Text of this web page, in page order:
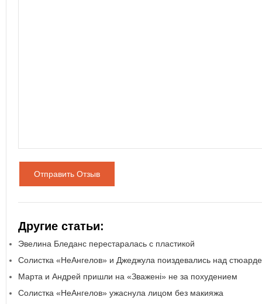
Отправить Отзыв
Другие статьи:
Эвелина Бледанс перестаралась с пластикой
Солистка «НеАнгелов» и Джеджула поиздевались над
Марта и Андрей пришли на «Зважені» не за похудением
Солистка «НеАнгелов» ужаснула лицом без макияжа